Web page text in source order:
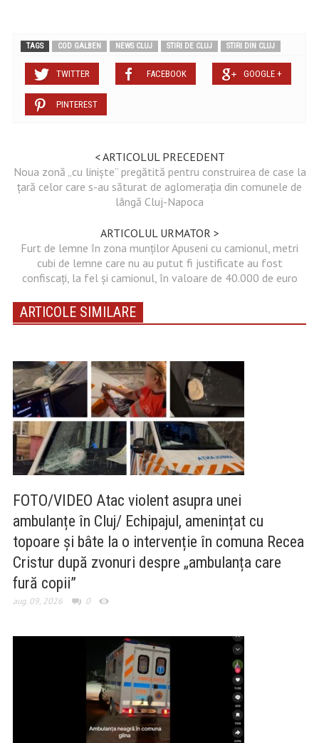
TAGS COD GALBEN NEWS CLUJ STIRI DE CLUJ STIRI DIN CLUJ
TWITTER FACEBOOK GOOGLE +
PINTEREST
< ARTICOLUL PRECEDENT
Noua zonă „cu liniște” pregătită pentru construirea de case la
țară celor care s-au săturat de aglomerația din comunele de
lângă Cluj-Napoca
ARTICOLUL URMATOR >
Furt de lemne în zona munților Apuseni cu camionul, metri
cubi de lemne care nu au putut fi justificate au fost
confiscați, la fel și camionul, în valoare de 40.000 de euro
ARTICOLE SIMILARE
FOTO/VIDEO Atac violent asupra unei
ambulanțe în Cluj/ Echipajul, amenințat cu
topoare și bâte la o intervenție în comuna Recea
Cristur după zvonuri despre „ambulanța care
fură copii”
aug. 09, 2026 0